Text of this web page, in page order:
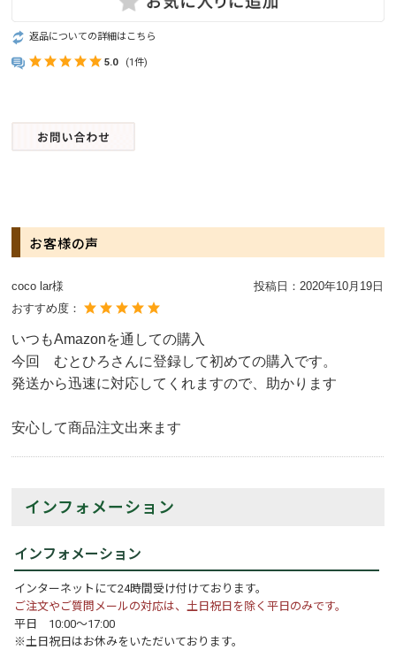
返品についての詳細はこちら
5.0 (1件)
お客様の声
coco lar様 投稿日： 2020年10月19日
おすすめ度：
いつもAmazonを通しての購入
今回 むとひろさんに登録して初めての購入です。
発送から迅速に対応してくれますので、助かります
安心して商品注文出来ます
インフォメーション
インフォメーション
インターネットにて24時間受け付けております。
ご注文やご質問メールの対応は、土日祝日を除く平日のみです。
平日 10:00～17:00
※土日祝日はお休みをいただいております。